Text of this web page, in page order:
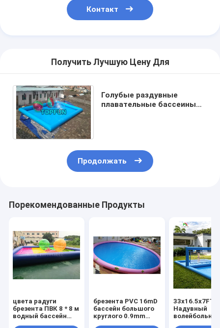
Контакт
Получить Лучшую Цену Для
Голубые раздувные
плавательные бассеины
Продолжать
Порекомендованные Продукты
цвета радуги
брезента ПВК 8 * 8 м
водный бассейн
брезента PVC 16mD
бассейн большого
круглого 0.9mm
33x16.5x7FT
Надувный